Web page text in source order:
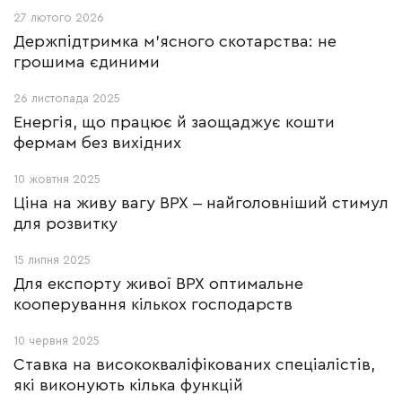
27 лютого 2026
Держпідтримка м'ясного скотарства: не
грошима єдиними
26 листопада 2025
Енергія, що працює й заощаджує кошти
фермам без вихідних
10 жовтня 2025
Ціна на живу вагу ВРХ ‒ найголовніший стимул
для розвитку
15 липня 2025
Для експорту живої ВРХ оптимальне
кооперування кількох господарств
10 червня 2025
Ставка на висококваліфікованих спеціалістів,
які виконують кілька функцій